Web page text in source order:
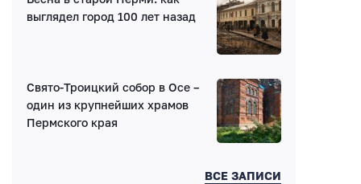
выглядел город 100 лет назад
Свято-Троицкий собор в Осе –
один из крупнейших храмов
Пермского края
ВСЕ ЗАПИСИ